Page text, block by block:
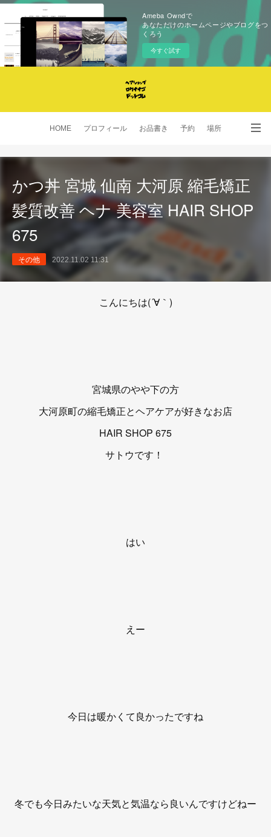
Ameba Owndで
あなただけのホームページやブログをつ
くろう
今すぐ試す
HOME プロフィール お品書き 予約 場所
かつ丼 宮城 仙南 大河原 縮毛矯正
髪質改善 ヘナ 美容室 HAIR SHOP
675
その他 2022.11.02 11:31
こんにちは(´∀｀)
宮城県のやや下の方
大河原町の縮毛矯正とヘアケアが好きなお店
HAIR SHOP 675
サトウです！
はい
えー
今日は暖かくて良かったですね
冬でも今日みたいな天気と気温なら良いんですけどねー